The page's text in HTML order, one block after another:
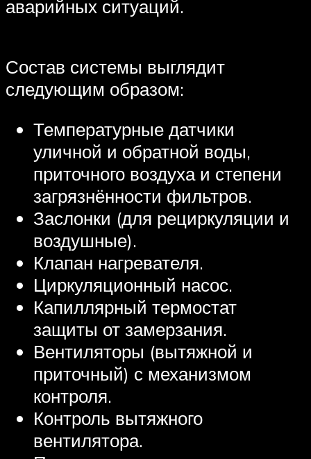
аварийных ситуаций.
Состав системы выглядит
следующим образом:
Температурные датчики
уличной и обратной воды,
приточного воздуха и степени
загрязнённости фильтров.
Заслонки (для рециркуляции и
воздушные).
Клапан нагревателя.
Циркуляционный насос.
Капиллярный термостат
защиты от замерзания.
Вентиляторы (вытяжной и
приточный) с механизмом
контроля.
Контроль вытяжного
вентилятора.